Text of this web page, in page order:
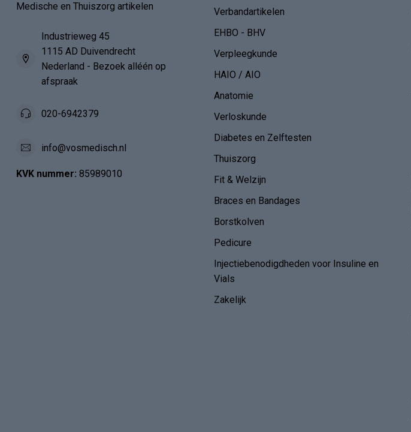
Medische en Thuiszorg artikelen
Industrieweg 45
1115 AD Duivendrecht
Nederland - Bezoek alléén op
afspraak
020-6942379
info@vosmedisch.nl
KVK nummer: 85989010
Verbandartikelen
EHBO - BHV
Verpleegkunde
HAIO / AIO
Anatomie
Verloskunde
Diabetes en Zelftesten
Thuiszorg
Fit & Welzijn
Braces en Bandages
Borstkolven
Pedicure
Injectiebenodigdheden voor Insuline en
Vials
Zakelijk